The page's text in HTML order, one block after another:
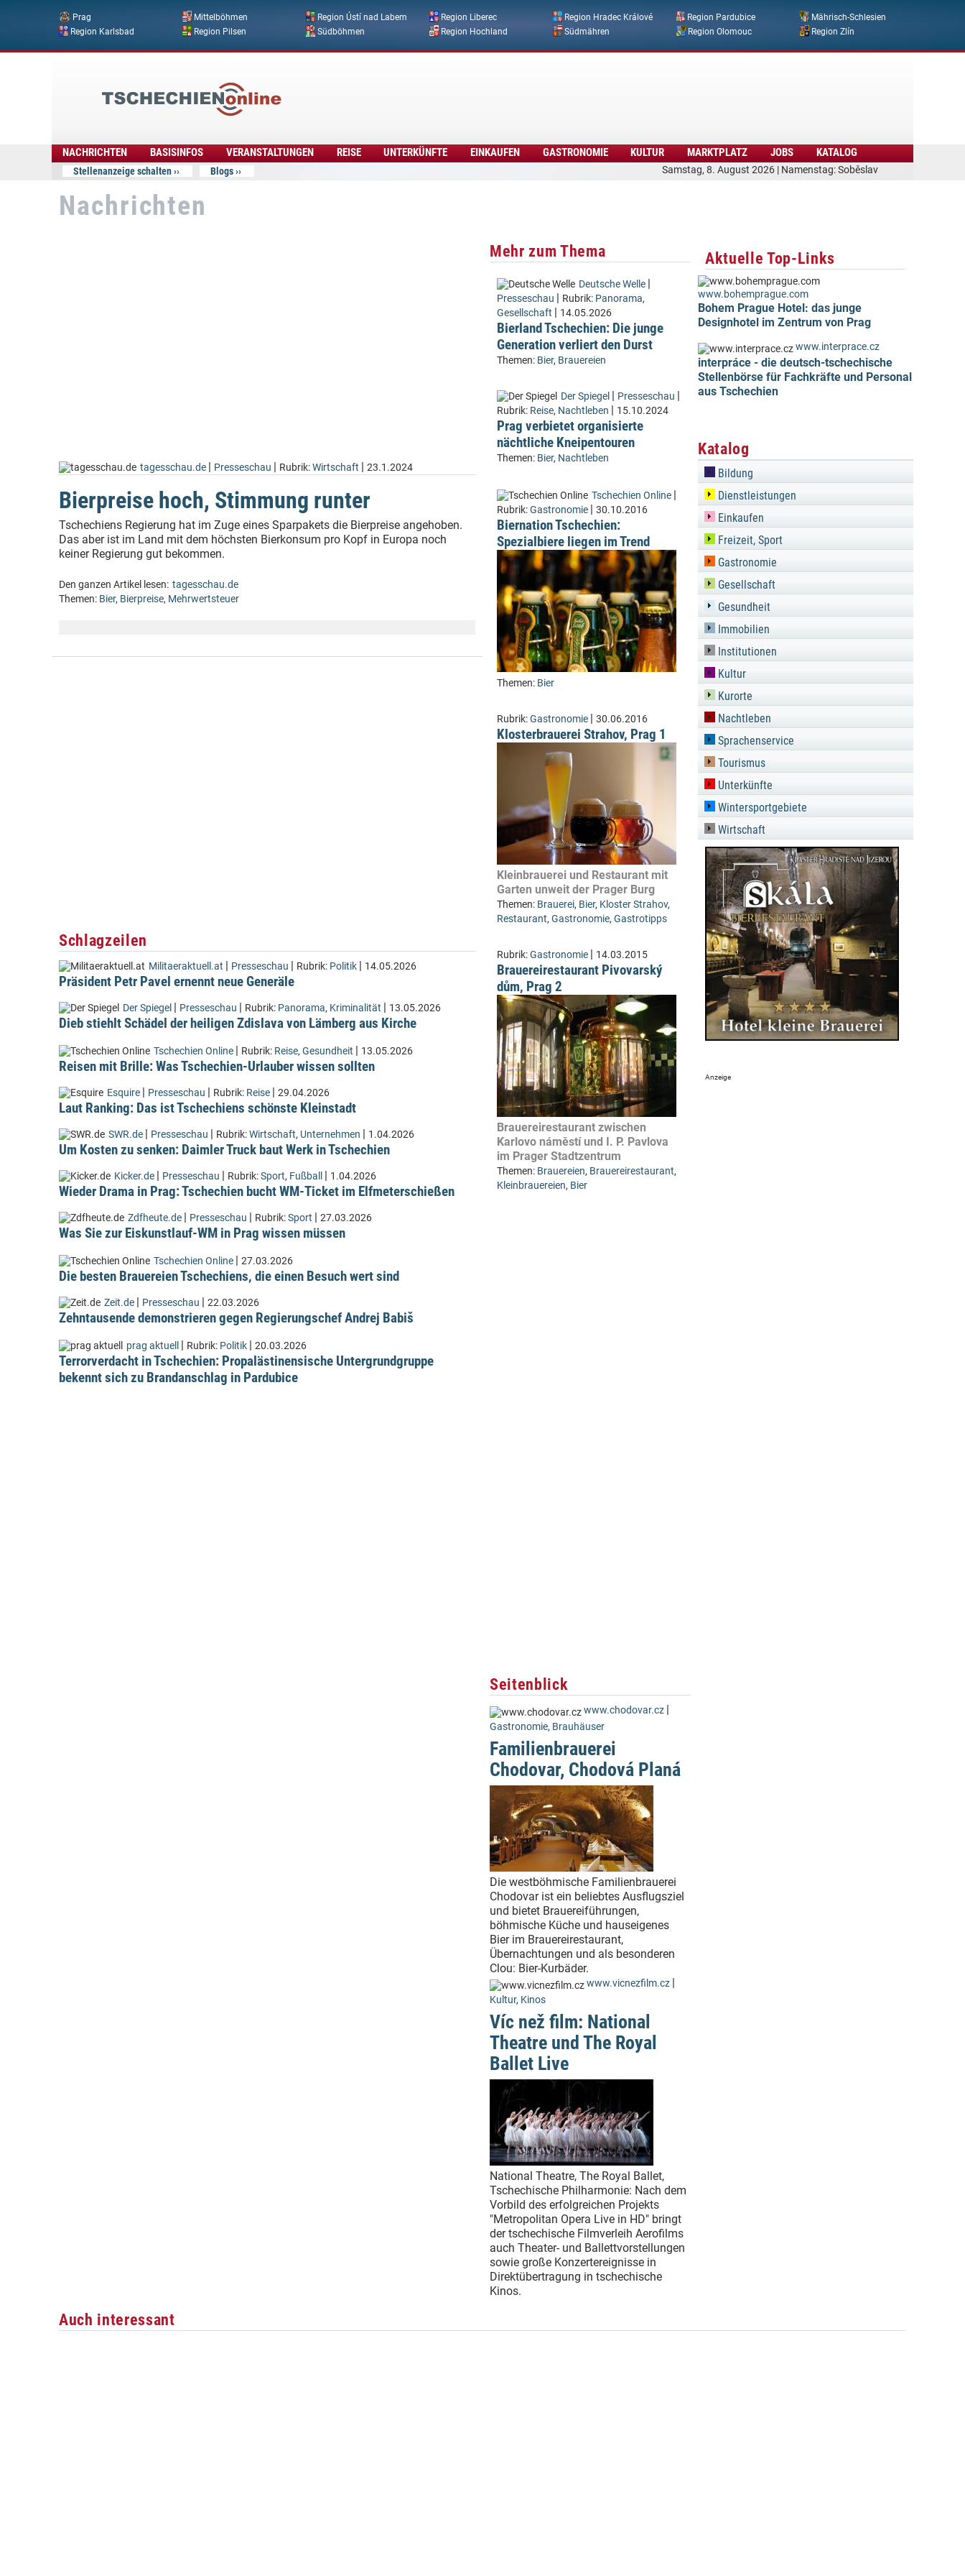
Direkt zum Inhalt
Prag Mittelböhmen Region Ústí nad Labem Region Liberec Region Hradec Králové Region Pardubice
Mährisch-Schlesien
Region Karlsbad
Region Pilsen Südböhmen Region Hochland Südmähren Region Olomouc Region Zlín
Samstag, 8. August 2026 | Namenstag: Soběslav
Online
NACHRICHTEN BASISINFOS VERANSTALTUNGEN REISE UNTERKÜNFTE EINKAUFEN GASTRONOMIE KULTUR MARKTPLATZ JOBS KATALOG
Stellenanzeige schalten Blogs
Nachrichten
tagesschau.de | Presseschau | Rubrik:Wirtschaft | 23.1.2024
Bierpreise hoch, Stimmung runter
Tschechiens Regierung hat im Zuge eines Sparpakets die Bierpreise angehoben.
Das aber ist im Land mit dem höchsten Bierkonsum pro Kopf in Europa noch
keiner Regierung gut bekommen.
Den ganzen Artikel lesen: tagesschau.de
Themen: Bier, Bierpreise, Mehrwertsteuer
Schlagzeilen
Militaeraktuell.at | Presseschau | Rubrik: Politik | 14.05.2026
Präsident Petr Pavel ernennt neue Generäle
Der Spiegel | Presseschau | Rubrik: Panorama, Kriminalität | 13.05.2026
Dieb stiehlt Schädel der heiligen Zdislava von Lämberg aus Kirche
Tschechien Online | Rubrik: Reise, Gesundheit | 13.05.2026
Reisen mit Brille: Was Tschechien-Urlauber wissen sollten
Esquire | Presseschau | Rubrik: Reise | 29.04.2026
Laut Ranking: Das ist Tschechiens schönste Kleinstadt
SWR.de | Presseschau | Rubrik:Wirtschaft, Unternehmen | 1.04.2026
Um Kosten zu senken: Daimler Truck baut Werk in Tschechien
Kicker.de | Presseschau | Rubrik:Sport, Fußball | 1.04.2026
Wieder Drama in Prag: Tschechien bucht WM-Ticket im Elfmeterschießen
Zdfheute.de | Presseschau | Rubrik:Sport | 27.03.2026
Was Sie zur Eiskunstlauf-WM in Prag wissen müssen
Tschechien Online | 27.03.2026
Die besten Brauereien Tschechiens, die einen Besuch wert sind
Zeit.de | Presseschau | 22.03.2026
Zehntausende demonstrieren gegen Regierungschef Andrej Babiš
prag aktuell | Rubrik: Politik | 20.03.2026
Terrorverdacht in Tschechien: Propalästinensische Untergrundgruppe
bekennt sich zu Brandanschlag in Pardubice
Mehr zum Thema
Deutsche Welle |
Presseschau | Rubrik: Panorama,
Gesellschaft | 14.05.2026
Bierland Tschechien: Die junge
Generation verliert den Durst
Themen: Bier, Brauereien
Der Spiegel | Presseschau |
Rubrik: Reise, Nachtleben | 15.10.2024
Prag verbietet organisierte
nächtliche Kneipentouren
Themen: Bier, Nachtleben
Tschechien Online |
Rubrik:Gastronomie | 30.10.2016
Biernation Tschechien:
Spezialbiere liegen im Trend
Themen: Bier
Rubrik:Gastronomie | 30.06.2016
Klosterbrauerei Strahov, Prag 1
Kleinbrauerei und Restaurant mit
Garten unweit der Prager Burg
Themen: Brauerei, Bier, Kloster Strahov,
Restaurant, Gastronomie, Gastrotipps
Rubrik:Gastronomie | 14.03.2015
Brauereirestaurant Pivovarský
dům, Prag 2
Brauereirestaurant zwischen
Karlovo náměstí und I. P. Pavlova
im Prager Stadtzentrum
Themen: Brauereien, Brauereirestaurant,
Kleinbrauereien, Bier
Seitenblick
www.chodovar.cz |
Gastronomie, Brauhäuser
Familienbrauerei
Chodovar, Chodová Planá
Die westböhmische Familienbrauerei
Chodovar ist ein beliebtes Ausflugsziel
und bietet Brauereiführungen,
böhmische Küche und hauseigenes
Bier im Brauereirestaurant,
Übernachtungen und als besonderen
Clou: Bier-Kurbäder.
www.vicnezfilm.cz |
Kultur, Kinos
Víc než film: National
Theatre und The Royal
Ballet Live
National Theatre, The Royal Ballet,
Tschechische Philharmonie: Nach dem
Vorbild des erfolgreichen Projekts
"Metropolitan Opera Live in HD" bringt
der tschechische Filmverleih Aerofilms
auch Theater- und Ballettvorstellungen
sowie große Konzertereignisse in
Direktübertragung in tschechische
Kinos.
Aktuelle Top-Links
www.bohemprague.com
Bohem Prague Hotel: das junge
Designhotel im Zentrum von Prag
www.interprace.cz
interpráce - die deutsch-tschechische
Stellenbörse für Fachkräfte und Personal
aus Tschechien
Katalog
Bildung
Dienstleistungen
Einkaufen
Freizeit, Sport
Gastronomie
Gesellschaft
Gesundheit
Immobilien
Institutionen
Kultur
Kurorte
Nachtleben
Sprachenservice
Tourismus
Unterkünfte
Wintersportgebiete
Wirtschaft
Auch interessant